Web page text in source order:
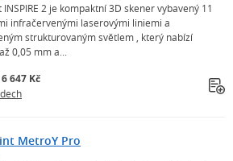
INSPIRE 2 je kompaktní 3D skener vybavený 11
infračervenými laserovými liniemi a
strukturovaným světlem , který nabízí
0,05 mm a...
647 Kč
MetroY Pro